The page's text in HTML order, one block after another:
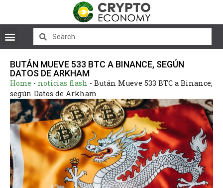
BUTÁN MUEVE 533 BTC A BINANCE, SEGÚN
DATOS DE ARKHAM
Home - noticias flash - Bután Mueve 533 BTC a Binance,
según Datos de Arkham